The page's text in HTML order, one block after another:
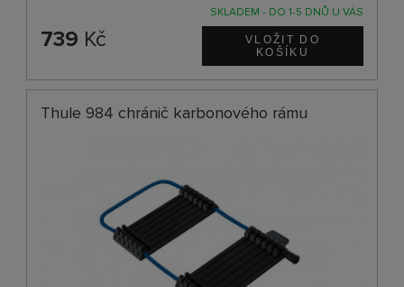
SKLADEM - DO 1-5 DNŮ U VÁS
739 Kč
Thule 984 chránič karbonového rámu